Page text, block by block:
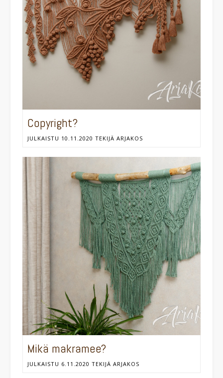
Copyright?
JULKAISTU 10.11.2020 TEKIJÄ ARJAKOS
Mikä makramee?
JULKAISTU 6.11.2020 TEKIJÄ ARJAKOS